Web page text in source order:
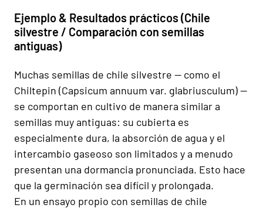
Ejemplo & Resultados prácticos (Chile
silvestre / Comparación con semillas
antiguas)
Muchas semillas de chile silvestre — como el
Chiltepin (Capsicum annuum var. glabriusculum) —
se comportan en cultivo de manera similar a
semillas muy antiguas: su cubierta es
especialmente dura, la absorción de agua y el
intercambio gaseoso son limitados y a menudo
presentan una dormancia pronunciada. Esto hace
que la germinación sea difícil y prolongada.
En un ensayo propio con semillas de chile